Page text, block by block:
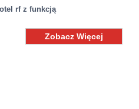
rf z funkcją
Zobacz Więcej